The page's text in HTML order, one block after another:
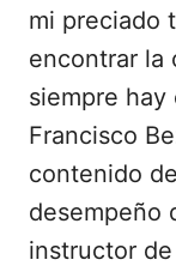
mi preciado
encontrar la
siempre hay
Francisco
contenido
desempeño
instructor